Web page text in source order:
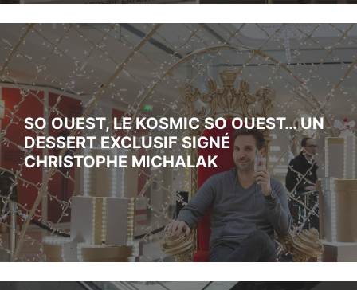
SO OUEST, LE KOSMIC SO OUEST… UN
DESSERT EXCLUSIF SIGNÉ
CHRISTOPHE MICHALAK